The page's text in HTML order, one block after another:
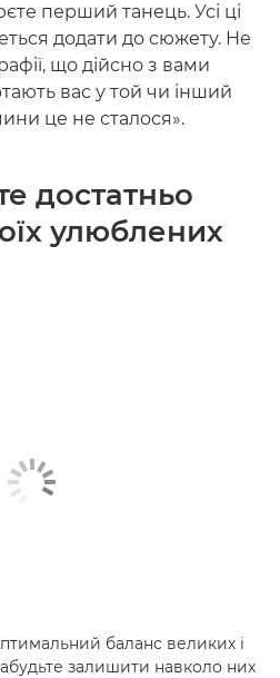
перший танець. Усі ці
додати до сюжету. Не
що дійсно з вами
вас у той чи інший
це не сталося».
достатньо
улюблених
баланс великих і
залишити навколо них